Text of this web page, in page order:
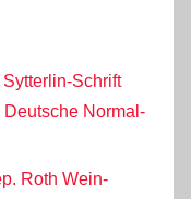
Schrift
Normal-
Roth Wein-